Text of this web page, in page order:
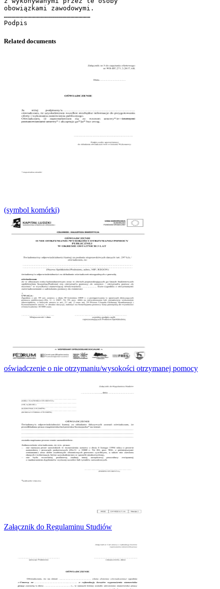
obowiązkami zawodowymi.
…………………………………………………………
Related documents
(symbol komórki)
oświadczenie o nie otrzymaniu/wysokości otrzymanej pomocy
Załącznik do Regulaminu Studiów